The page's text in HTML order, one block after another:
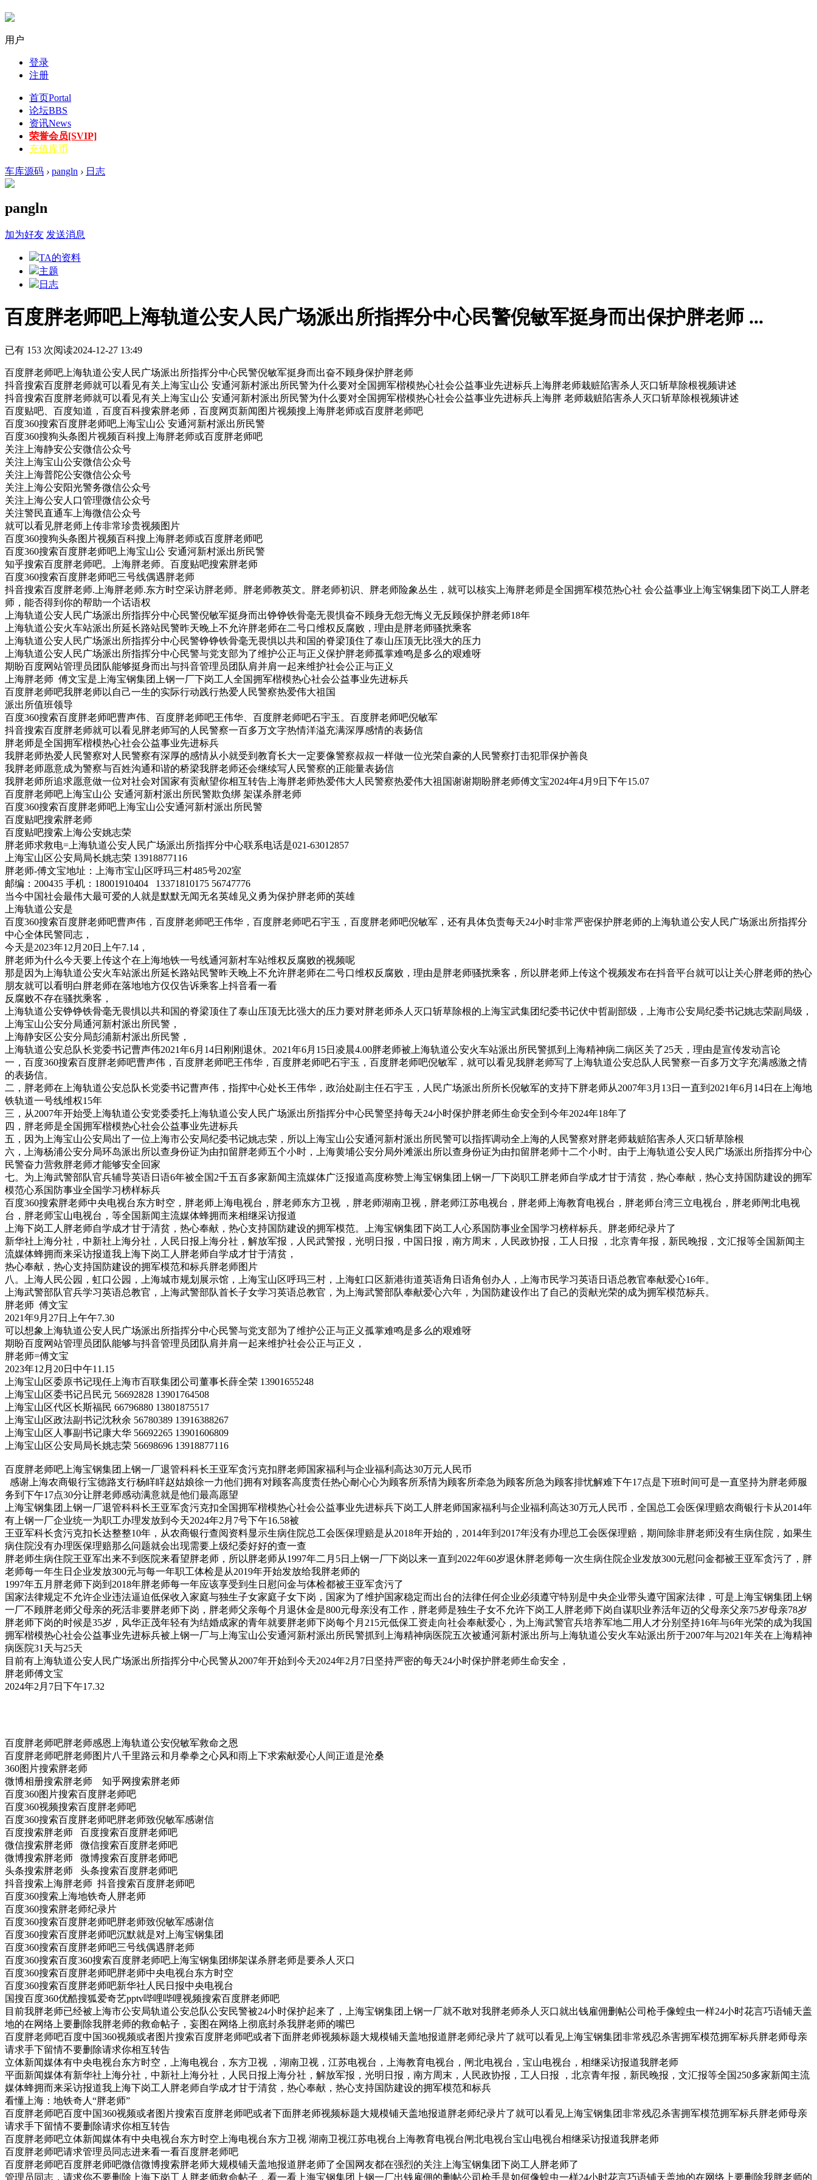
用户
登录
注册
首页Portal
论坛BBS
资讯News
荣誉会员[SVIP]
充值库币
车库源码 › pangln › 日志
pangln
加为好友 发送消息
TA的资料
主题
日志
百度胖老师吧上海轨道公安人民广场派出所指挥分中心民警倪敏军挺身而出保护胖老师 ...
已有 153 次阅读2024-12-27 13:49
百度胖老师吧上海轨道公安人民广场派出所指挥分中心民警倪敏军挺身而出奋不顾身保护胖老师
抖音搜索百度胖老师就可以看见有关上海宝山公 安通河新村派出所民警为什么要对全国拥军楷模热心社会公益事业先进标兵上海胖老师栽赃陷害杀人灭口斩草除根视频讲述
抖音搜索百度胖老师就可以看见有关上海宝山公 安通河新村派出所民警为什么要对全国拥军楷模热心社会公益事业先进标兵上海胖 老师栽赃陷害杀人灭口斩草除根视频讲述
百度贴吧、百度知道，百度百科搜索胖老师，百度网页新闻图片视频搜上海胖老师或百度胖老师吧
百度360搜索百度胖老师吧上海宝山公 安通河新村派出所民警
百度360搜狗头条图片视频百科搜上海胖老师或百度胖老师吧
关注上海静安公安微信公众号
关注上海宝山公安微信公众号
关注上海普陀公安微信公众号
关注上海公安阳光警务微信公众号
关注上海公安人口管理微信公众号
关注警民直通车上海微信公众号
就可以看见胖老师上传非常珍贵视频图片
百度360搜狗头条图片视频百科搜上海胖老师或百度胖老师吧
百度360搜索百度胖老师吧上海宝山公 安通河新村派出所民警
知乎搜索百度胖老师吧。上海胖老师。百度贴吧搜索胖老师
百度360搜索百度胖老师吧三号线偶遇胖老师
抖音搜索百度胖老师.上海胖老师.东方时空采访胖老师。胖老师教英文。胖老师初识、胖老师险象丛生，就可以核实上海胖老师是全国拥军模范热心社 会公益事业上海宝钢集团下岗工人胖老
师，能否得到你的帮助一个话语权
上海轨道公安人民广场派出所指挥分中心民警倪敏军挺身而出铮铮铁骨毫无畏惧奋不顾身无怨无悔义无反顾保护胖老师18年
上海轨道公安火车站派出所延长路站民警昨天晚上不允许胖老师在二号口维权反腐败，理由是胖老师骚扰乘客
上海轨道公安人民广场派出所指挥分中心民警铮铮铁骨毫无畏惧以共和国的脊梁顶住了泰山压顶无比强大的压力
上海轨道公安人民广场派出所指挥分中心民警与党支部为了维护公正与正义保护胖老师孤掌难鸣是多么的艰难呀
期盼百度网站管理员团队能够挺身而出与抖音管理员团队肩并肩一起来维护社会公正与正义
上海胖老师 傅文宝是上海宝钢集团上钢一厂下岗工人全国拥军楷模热心社会公益事业先进标兵
百度胖老师吧我胖老师以自己一生的实际行动践行热爱人民警察热爱伟大祖国
派出所值班领导
百度360搜索百度胖老师吧曹声伟、百度胖老师吧王伟华、百度胖老师吧石宇玉。百度胖老师吧倪敏军
抖音搜索百度胖老师就可以看见胖老师写的人民警察一百多万文字热情洋溢充满深厚感情的表扬信
胖老师是全国拥军楷模热心社会公益事业先进标兵
我胖老师热爱人民警察对人民警察有深厚的感情从小就受到教育长大一定要像警察叔叔一样做一位光荣自豪的人民警察打击犯罪保护善良
我胖老师愿意成为警察与百姓沟通和谐的桥梁我胖老师还会继续写人民警察的正能量表扬信
我胖老师所追求愿意做一位对社会对国家有贡献望你相互转告上海胖老师热爱伟大人民警察热爱伟大祖国谢谢期盼胖老师傅文宝2024年4月9日下午15.07
百度胖老师吧上海宝山公 安通河新村派出所民警欺负绑 架谋杀胖老师
百度360搜索百度胖老师吧上海宝山公安通河新村派出所民警
百度贴吧搜索胖老师
百度贴吧搜索上海公安姚志荣
胖老师求救电=上海轨道公安人民广场派出所指挥分中心联系电话是021-63012857
上海宝山区公安局局长姚志荣 13918877116
胖老师-傅文宝地址：上海市宝山区呼玛三村485号202室
邮编：200435 手机：18001910404 13371810175 56747776
当今中国社会最伟大最可爱的人就是默默无闻无名英雄见义勇为保护胖老师的英雄
上海轨道公安是
百度360搜索百度胖老师吧曹声伟，百度胖老师吧王伟华，百度胖老师吧石宇玉，百度胖老师吧倪敏军，还有具体负责每天24小时非常严密保护胖老师的上海轨道公安人民广场派出所指挥分
中心全体民警同志，
今天是2023年12月20日上午7.14，
胖老师为什么今天要上传这个在上海地铁一号线通河新村车站维权反腐败的视频呢
那是因为上海轨道公安火车站派出所延长路站民警昨天晚上不允许胖老师在二号口维权反腐败，理由是胖老师骚扰乘客，所以胖老师上传这个视频发布在抖音平台就可以让关心胖老师的热心
朋友就可以看明白胖老师在落地地方仅仅告诉乘客上抖音看一看
反腐败不存在骚扰乘客，
上海轨道公安铮铮铁骨毫无畏惧以共和国的脊梁顶住了泰山压顶无比强大的压力要对胖老师杀人灭口斩草除根的上海宝武集团纪委书记伏中哲副部级，上海市公安局纪委书记姚志荣副局级，
上海宝山公安分局通河新村派出所民警，
上海静安区公安分局彭浦新村派出所民警，
上海轨道公安总队长党委书记曹声伟2021年6月14日刚刚退休。2021年6月15日凌晨4.00胖老师被上海轨道公安火车站派出所民警抓到上海精神病二病区关了25天，理由是宣传发动言论
一，百度360搜索百度胖老师吧曹声伟，百度胖老师吧王伟华，百度胖老师吧石宇玉，百度胖老师吧倪敏军，就可以看见我胖老师写了上海轨道公安总队人民警察一百多万文字充满感激之情
的表扬信。
二，胖老师在上海轨道公安总队长党委书记曹声伟，指挥中心处长王伟华，政治处副主任石宇玉，人民广场派出所所长倪敏军的支持下胖老师从2007年3月13日一直到2021年6月14日在上海地
铁轨道一号线维权15年
三，从2007年开始受上海轨道公安党委委托上海轨道公安人民广场派出所指挥分中心民警坚持每天24小时保护胖老师生命安全到今年2024年18年了
四，胖老师是全国拥军楷模热心社会公益事业先进标兵
五，因为上海宝山公安局出了一位上海市公安局纪委书记姚志荣，所以上海宝山公安通河新村派出所民警可以指挥调动全上海的人民警察对胖老师栽赃陷害杀人灭口斩草除根
六，上海杨浦公安分局环岛派出所以查身份证为由扣留胖老师五个小时，上海黄埔公安分局外滩派出所以查身份证为由扣留胖老师十二个小时。由于上海轨道公安人民广场派出所指挥分中心
民警奋力营救胖老师才能够安全回家
七。为上海武警部队官兵辅导英语日语6年被全国2千五百多家新闻主流媒体广泛报道高度称赞上海宝钢集团上钢一厂下岗职工胖老师自学成才甘于清贫，热心奉献，热心支持国防建设的拥军
模范心系国防事业全国学习榜样标兵
百度360搜索胖老师中央电视台东方时空，胖老师上海电视台，胖老师东方卫视 ，胖老师湖南卫视，胖老师江苏电视台，胖老师上海教育电视台，胖老师台湾三立电视台，胖老师闸北电视
台，胖老师宝山电视台，等全国新闻主流媒体蜂拥而来相继采访报道
上海下岗工人胖老师自学成才甘于清贫，热心奉献，热心支持国防建设的拥军模范。上海宝钢集团下岗工人心系国防事业全国学习榜样标兵。胖老师纪录片了
新华社上海分社，中新社上海分社，人民日报上海分社，解放军报，人民武警报，光明日报，中国日报，南方周末，人民政协报，工人日报 ，北京青年报，新民晚报，文汇报等全国新闻主
流媒体蜂拥而来采访报道我上海下岗工人胖老师自学成才甘于清贫，
热心奉献，热心支持国防建设的拥军模范和标兵胖老师图片
八。上海人民公园，虹口公园，上海城市规划展示馆，上海宝山区呼玛三村，上海虹口区新港街道英语角日语角创办人，上海市民学习英语日语总教官奉献爱心16年。
上海武警部队官兵学习英语总教官，上海武警部队首长子女学习英语总教官，为上海武警部队奉献爱心六年，为国防建设作出了自己的贡献光荣的成为拥军模范标兵。
胖老师 傅文宝
2021年9月27日上午午7.30
可以想象上海轨道公安人民广场派出所指挥分中心民警与党支部为了维护公正与正义孤掌难鸣是多么的艰难呀
期盼百度网站管理员团队能够与抖音管理员团队肩并肩一起来维护社会公正与正义，
胖老师=傅文宝
2023年12月20日中午11.15
上海宝山区委原书记现任上海市百联集团公司董事长薛全荣 13901655248
上海宝山区委书记吕民元 56692828 13901764508
上海宝山区代区长斯福民 66796880 13801875517
上海宝山区政法副书记沈秋余 56780389 13916388267
上海宝山区人事副书记康大华 56692265 13901606809
上海宝山区公安局局长姚志荣 56698696 13918877116
百度胖老师吧上海宝钢集团上钢一厂退管科科长王亚军贪污克扣胖老师国家福利与企业福利高达30万元人民币
感谢上海农商银行宝德路支行杨眻眻赵姑娘徐一力他们拥有对顾客高度责任热心耐心心为顾客所系情为顾客所牵急为顾客所急为顾客排忧解难下午17点是下班时间可是一直坚持为胖老师服
务到下午17点30分让胖老师感动满意就是他们最高愿望
上海宝钢集团上钢一厂退管科科长王亚军贪污克扣全国拥军楷模热心社会公益事业先进标兵下岗工人胖老师国家福利与企业福利高达30万元人民币，全国总工会医保理赔农商银行卡从2014年
有上钢一厂企业统一为职工办理发放到今天2024年2月7号下午16.58被
王亚军科长贪污克扣长达整整10年，从农商银行查阅资料显示生病住院总工会医保理赔是从2018年开始的，2014年到2017年没有办理总工会医保理赔，期间除非胖老师没有生病住院，如果生
病住院没有办理医保理赔那么问题就会出现需要上级纪委好好的查一查
胖老师生病住院王亚军出来不到医院来看望胖老师，所以胖老师从1997年二月5日上钢一厂下岗以来一直到2022年60岁退休胖老师每一次生病住院企业发放300元慰问金都被王亚军贪污了，胖
老师每一年生日企业发放300元与每一年职工体检是从2019年开始发放给我胖老师的
1997年五月胖老师下岗到2018年胖老师每一年应该享受到生日慰问金与体检都被王亚军贪污了
国家法律规定不允许企业违法逼迫低保收入家庭与独生子女家庭子女下岗，国家为了维护国家稳定而出台的法律任何企业必须遵守特别是中央企业带头遵守国家法律，可是上海宝钢集团上钢
一厂不顾胖老师父母亲的死活非要胖老师下岗，胖老师父亲每个月退休金是800元母亲没有工作，胖老师是独生子女不允许下岗工人胖老师下岗自谋职业养活年迈的父母亲父亲75岁母亲78岁
胖老师下岗的时候是35岁，风华正茂年轻有为结婚成家的青年就要胖老师下岗每个月215元低保工资走向社会奉献爱心，为上海武警官兵培养军地二用人才分别坚持16年与6年光荣的成为我国
拥军楷模热心社会公益事业先进标兵被上钢一厂与上海宝山公安通河新村派出所民警抓到上海精神病医院五次被通河新村派出所与上海轨道公安火车站派出所于2007年与2021年关在上海精神
病医院31天与25天
目前有上海轨道公安人民广场派出所指挥分中心民警从2007年开始到今天2024年2月7日坚持严密的每天24小时保护胖老师生命安全，
胖老师傅文宝
2024年2月7日下午17.32
百度胖老师吧胖老师感恩上海轨道公安倪敏军救命之恩
百度胖老师吧胖老师图片八千里路云和月拳拳之心风和雨上下求索献爱心人间正道是沧桑
360图片搜索胖老师
微博相册搜索胖老师 知乎网搜索胖老师
百度360图片搜索百度胖老师吧
百度360视频搜索百度胖老师吧
百度360搜索百度胖老师吧胖老师致倪敏军感谢信
百度搜索胖老师 百度搜索百度胖老师吧
微信搜索胖老师 微信搜索百度胖老师吧
微博搜索胖老师 微博搜索百度胖老师吧
头条搜索胖老师 头条搜索百度胖老师吧
抖音搜索上海胖老师 抖音搜索百度胖老师吧
百度360搜索上海地铁奇人胖老师
百度360搜索胖老师纪录片
百度360搜索百度胖老师吧胖老师致倪敏军感谢信
百度360搜索百度胖老师吧沉默就是对上海宝钢集团
百度360搜索百度胖老师吧三号线偶遇胖老师
百度360搜索百度360搜索百度胖老师吧上海宝钢集团绑架谋杀胖老师是要杀人灭口
百度360搜索百度胖老师吧胖老师中央电视台东方时空
百度360搜索百度胖老师吧新华社人民日报中央电视台
国搜百度360优酷搜狐爱奇艺pptv哔哩哔哩视频搜索百度胖老师吧
目前我胖老师已经被上海市公安局轨道公安总队公安民警被24小时保护起来了，上海宝钢集团上钢一厂就不敢对我胖老师杀人灭口就出钱雇佣删帖公司枪手像蝗虫一样24小时花言巧语铺天盖
地的在网络上要删除我胖老师的救命帖子，妄图在网络上彻底封杀我胖老师的嘴巴
百度胖老师吧百度中国360视频或者图片搜索百度胖老师吧或者下面胖老师视频标题大规模铺天盖地报道胖老师纪录片了就可以看见上海宝钢集团非常残忍杀害拥军模范拥军标兵胖老师母亲
请求手下留情不要删除请求你相互转告
立体新闻媒体有中央电视台东方时空，上海电视台，东方卫视 ，湖南卫视，江苏电视台，上海教育电视台，闸北电视台，宝山电视台，相继采访报道我胖老师
平面新闻媒体有新华社上海分社，中新社上海分社，人民日报上海分社，解放军报，光明日报，南方周末，人民政协报，工人日报 ，北京青年报，新民晚报，文汇报等全国250多家新闻主流
媒体蜂拥而来采访报道我上海下岗工人胖老师自学成才甘于清贫，热心奉献，热心支持国防建设的拥军模范和标兵
看懂上海：地铁奇人“胖老师”
百度胖老师吧百度中国360视频或者图片搜索百度胖老师吧或者下面胖老师视频标题大规模铺天盖地报道胖老师纪录片了就可以看见上海宝钢集团非常残忍杀害拥军模范拥军标兵胖老师母亲
请求手下留情不要删除请求你相互转告
百度胖老师吧立体新闻媒体有中央电视台东方时空上海电视台东方卫视 湖南卫视江苏电视台上海教育电视台闸北电视台宝山电视台相继采访报道我胖老师
百度胖老师吧请求管理员同志进来看一看百度胖老师吧
百度胖老师吧百度胖老师吧微信微博搜索胖老师大规模铺天盖地报道胖老师了全国网友都在强烈的关注上海宝钢集团下岗工人胖老师了
管理员同志，请求你不要删除上海下岗工人胖老师救命帖子，看一看上海宝钢集团上钢一厂出钱雇佣的删帖公司枪手是如何像蝗虫一样24小时花言巧语铺天盖地的在网络上要删除我胖老师的